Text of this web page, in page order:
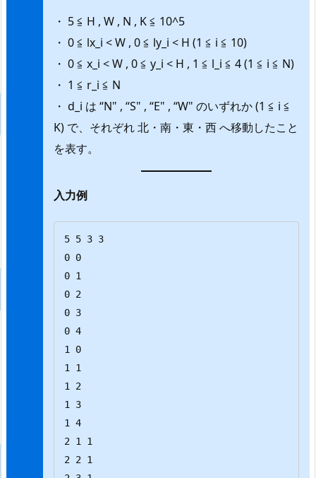
・ 5 ≦ H , W , N , K ≦ 10^5
・ 0 ≦ lx_i < W , 0 ≦ ly_i < H (1 ≦ i ≦ 10)
・ 0 ≦ x_i < W , 0 ≦ y_i < H , 1 ≦ l_i ≦ 4 (1 ≦ i ≦ N)
・ 1 ≦ r_i ≦ N
・ d_i は “N" , “S" , “E" , “W" のいずれか (1 ≦ i ≦
K) で、それぞれ 北・南・東・西 へ移動したこと
を表す。
入力例
5 5 3 3
0 0
0 1
0 2
0 3
0 4
1 0
1 1
1 2
1 3
1 4
2 1 1
2 2 1